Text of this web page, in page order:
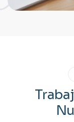
Trabaj
Nu